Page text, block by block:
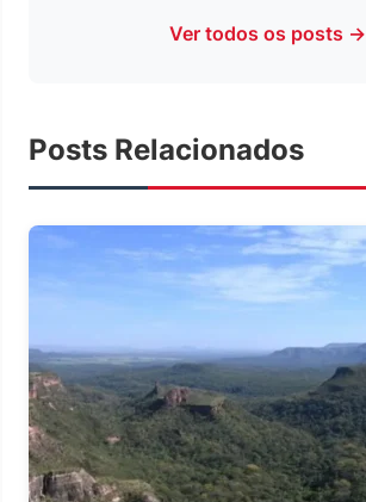
Ver todos os posts →
Posts Relacionados